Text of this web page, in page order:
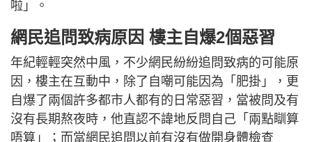
啦」。
網民追問致病原因 樓主自爆2個惡習
年紀輕輕突然中風，不少網民紛紛追問致病的可能原
因，樓主在互動中，除了自嘲可能因為「肥掛」，更
自爆了兩個許多都市人都有的日常惡習，當被問及有
沒有長期熬夜時，他直認不諱地反問自己「兩點瞓算
唔算」；而當網民追問以前有沒有做開身體檢查